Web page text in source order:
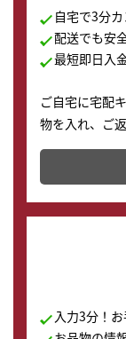
自宅で3分
配送でも安
最短即日入
ご自宅に宅配
物を入れ、ご
テムです。
配送でも簡単
す。
入力3分！